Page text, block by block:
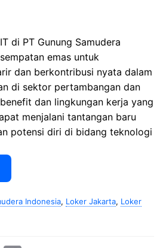
di PT Gunung Samudera
emas untuk
dan berkontribusi nyata dalam
di sektor pertambangan dan
dan lingkungan kerja yang
menjalani tantangan baru
potensi diri di bidang teknologi
Indonesia, Loker Jakarta, Loker